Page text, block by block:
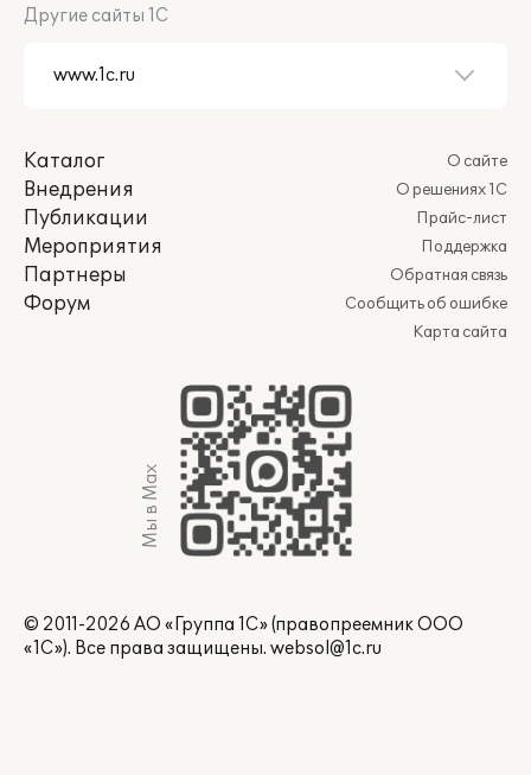
Другие сайты 1С
Каталог
Внедрения
Публикации
Мероприятия
Партнеры
Форум
О сайте
О решениях 1С
Прайс-лист
Поддержка
Обратная связь
Сообщить об ошибке
Карта сайта
Мы в Max
© 2011-2026 АО «Группа 1С» (правопреемник ООО
«1С»). Все права защищены. websol@1c.ru